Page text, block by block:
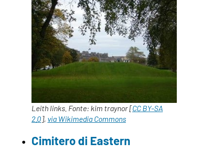
Leith links. Fonte: kim traynor [CC BY-SA
2.0], via Wikimedia Commons
Cimitero di Eastern